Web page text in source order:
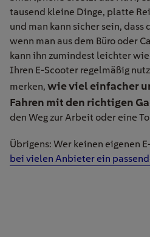
tausend kleine Dinge, platte
und man kann sicher sein, dass
wenn man aus dem Büro oder
kann ihn zumindest leichter
Ihren E-Scooter regelmäßig
merken, wie viel einfacher
Fahren mit den richtigen
den Weg zur Arbeit oder eine
Übrigens: Wer keinen eigenen
bei vielen Anbieter ein